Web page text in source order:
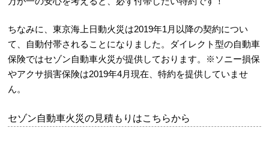
ちなみに、東京海上日動火災は2019年1月以降の契約につい
て、自動付帯されることになりました。ダイレクト型の自動車
保険ではセゾン自動車火災が提供しております。※ ソニー損保
やアクサ損害保険は2019年4月現在、特約を提供していませ
ん。
セゾン自動車火災の見積もりはこちらから